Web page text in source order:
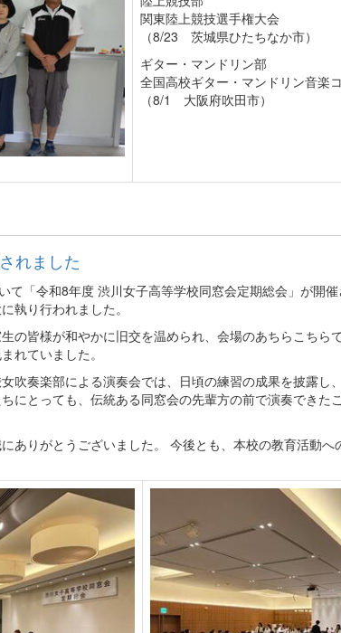
関東陸上競技選手権大会
（8/23 茨城県ひたちなか市）
ギター・マンドリン部
全国高校ギター・マンドリン音楽
（8/1 大阪府吹田市）
れました
て「令和8年度 渋川女子高等学校同窓会定期総会」が開
執り行われました。
の皆様が和やかに旧交を温められ、会場のあちらこちら
れていました。
吹奏楽部による演奏会では、日頃の練習の成果を披露し
にとっても、伝統ある同窓会の先輩方の前で演奏できた
ありがとうございました。 今後とも、本校の教育活動